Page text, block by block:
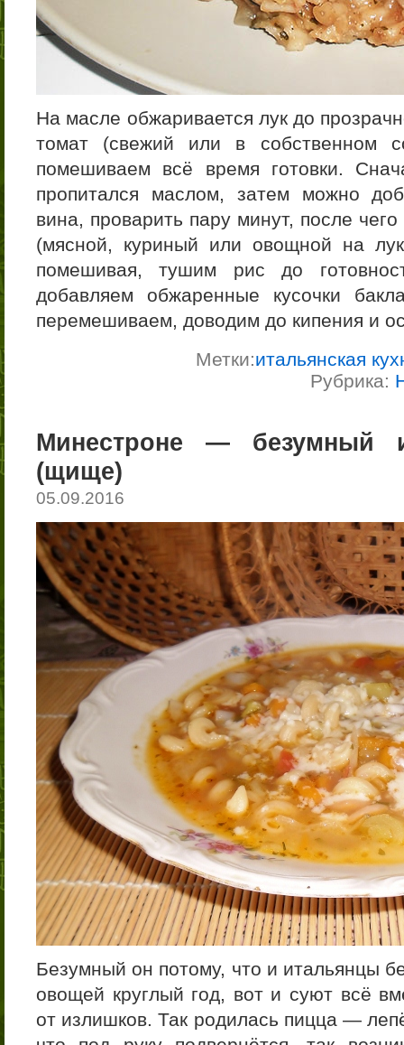
На масле обжаривается лук до
томат (свежий или в собственном
помешиваем всё время готовки.
пропитался маслом, затем можно
вина, проварить пару минут, после
(мясной, куриный или овощной на
помешивая, тушим рис до
добавляем обжаренные кусочки
перемешиваем, доводим до кипения и
Метки:итальянская
Рубрика:
Минестроне — безумный
(щище)
05.09.2016
Безумный он потому, что и итальянцы
овощей круглый год, вот и суют всё
от излишков. Так родилась пицца —